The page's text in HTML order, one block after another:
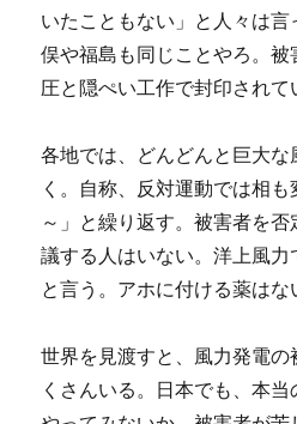
いたこともない」と人々は
俣や福島も同じことやろ。
圧と隠ぺい工作で封印されて
各地では、どんどんと巨大
く。自称、反対運動では相
～」と繰り返す。被害者を
議する人はいない。洋上風
と言う。アホに付ける薬はな
世界を見渡すと、風力発電
くさんいる。日本でも、本